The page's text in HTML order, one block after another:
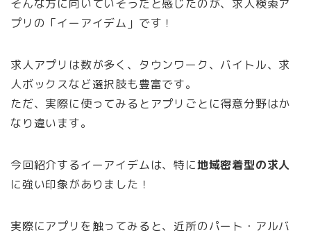
そんな方に向いていそうだと感じたのが、求人検索ア
プリの「イーアイデム」です！
求人アプリは数が多く、タウンワーク、バイトル、求
人ボックスなど選択肢も豊富です。
ただ、実際に使ってみるとアプリごとに得意分野はか
なり違います。
今回紹介するイーアイデムは、特に地域密着型の求人
に強い印象がありました！
実際にアプリを触ってみると、近所のパート・アルバ